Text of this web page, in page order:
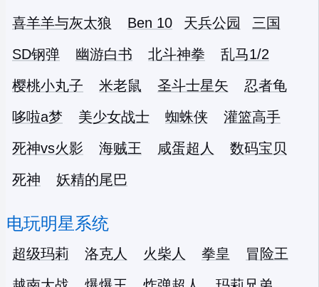
喜羊羊与灰太狼
Ben 10 天兵公园
三国
SD钢弹
幽游白书 北斗神拳
乱马1/2
樱桃小丸子
米老鼠 圣斗士星矢
忍者龟
哆啦a梦
美少女战士 蜘蛛侠
灌篮高手
死神vs火影
海贼王 咸蛋超人
数码宝贝
死神
妖精的尾巴
电玩明星系统
超级玛莉 洛克人 火柴人 拳皇
冒险王